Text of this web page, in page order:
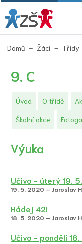
Domů Žáci Třídy
9. C
Úvod O třídě
Školní akce
Výuka
Učivo - úterý 19. 5.
19. 5. 2020 – Jaroslav
Hádej 42!
18. 5. 2020 – Jaroslav
Učivo - pondělí 18.